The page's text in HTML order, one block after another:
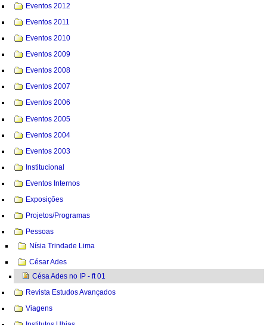
Eventos 2012
Eventos 2011
Eventos 2010
Eventos 2009
Eventos 2008
Eventos 2007
Eventos 2006
Eventos 2005
Eventos 2004
Eventos 2003
Institucional
Eventos Internos
Exposições
Projetos/Programas
Pessoas
Nísia Trindade Lima
César Ades
Césa Ades no IP - ft 01
Revista Estudos Avançados
Viagens